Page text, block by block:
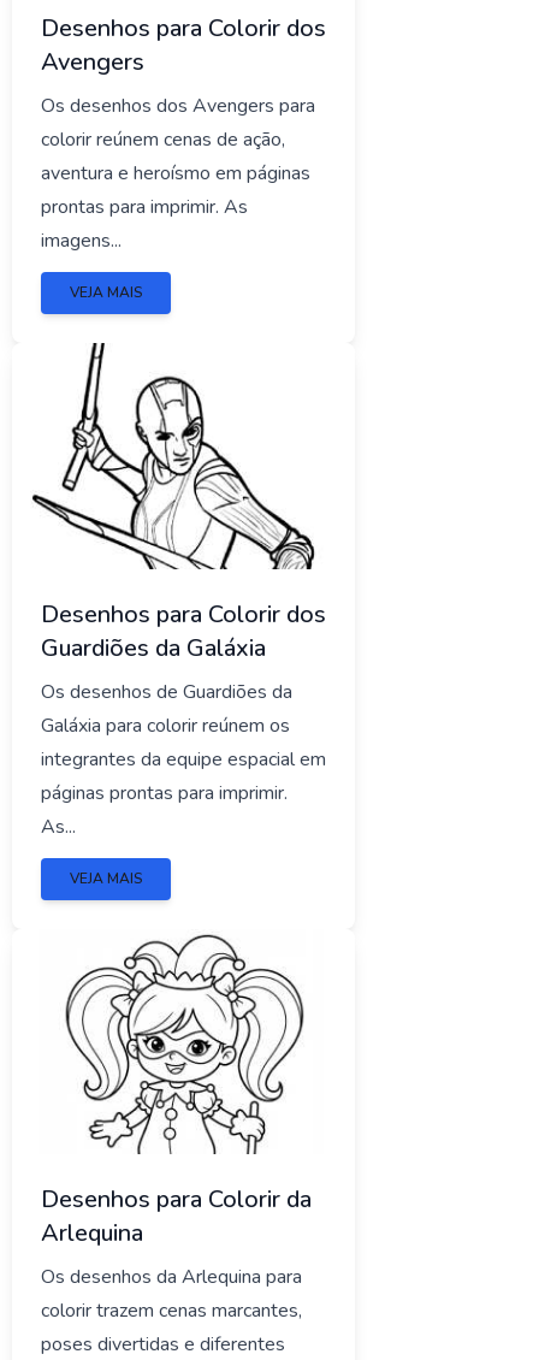
Desenhos para Colorir dos
Avengers
Os desenhos dos Avengers para
colorir reúnem cenas de ação,
aventura e heroísmo em páginas
prontas para imprimir. As
imagens...
VEJA MAIS
Desenhos para Colorir dos
Guardiões da Galáxia
Os desenhos de Guardiões da
Galáxia para colorir reúnem os
integrantes da equipe espacial em
páginas prontas para imprimir.
As...
VEJA MAIS
Desenhos para Colorir da
Arlequina
Os desenhos da Arlequina para
colorir trazem cenas marcantes,
poses divertidas e diferentes